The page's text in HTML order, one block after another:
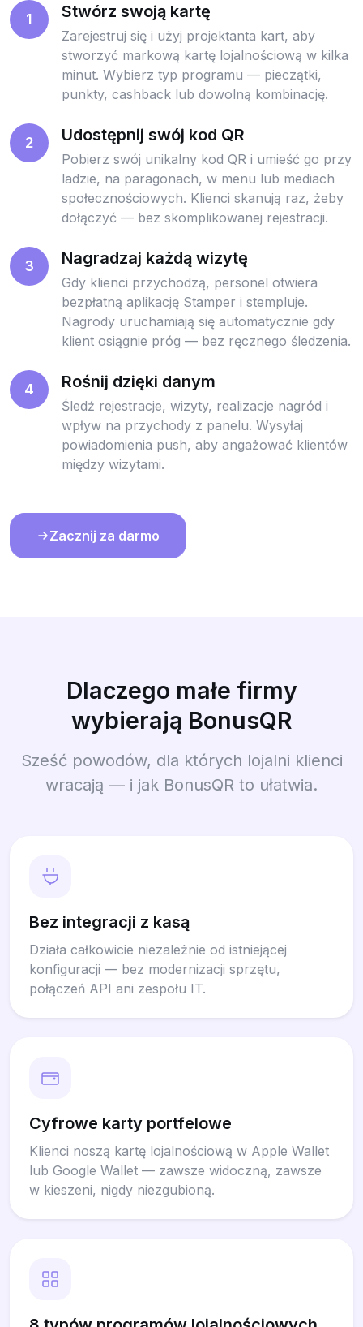
1 Stwórz swoją kartę
Zarejestruj się i użyj projektanta kart, aby
stworzyć markową kartę lojalnościową w kilka
minut. Wybierz typ programu — pieczątki,
punkty, cashback lub dowolną kombinację.
2 Udostępnij swój kod QR
Pobierz swój unikalny kod QR i umieść go przy
ladzie, na paragonach, w menu lub mediach
społecznościowych. Klienci skanują raz, żeby
dołączyć — bez skomplikowanej rejestracji.
3 Nagradzaj każdą wizytę
Gdy klienci przychodzą, personel otwiera
bezpłatną aplikację Stamper i stempluje.
Nagrody uruchamiają się automatycznie gdy
klient osiągnie próg — bez ręcznego śledzenia.
4 Rośnij dzięki danym
Śledź rejestracje, wizyty, realizacje nagród i
wpływ na przychody z panelu. Wysyłaj
powiadomienia push, aby angażować klientów
między wizytami.
Zacznij za darmo
Dlaczego małe firmy
wybierają BonusQR
Sześć powodów, dla których lojalni klienci
wracają — i jak BonusQR to ułatwia.
Bez integracji z kasą
Działa całkowicie niezależnie od istniejącej
konfiguracji — bez modernizacji sprzętu,
połączeń API ani zespołu IT.
Cyfrowe karty portfelowe
Klienci noszą kartę lojalnościową w Apple Wallet
lub Google Wallet — zawsze widoczną, zawsze
w kieszeni, nigdy niezgubioną.